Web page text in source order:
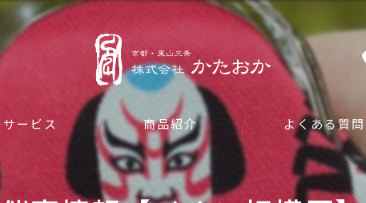
サービス 商品紹介 よくある質問